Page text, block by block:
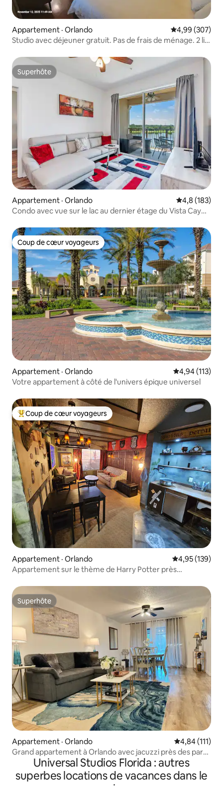
Appartement · Orlando Note
4,99 (307)
Studio avec déjeuner gratuit. Pas de frais de ménage. 2 lits
Superhôte
Superhôte
Appartement · Orlando Note
4,8 (183)
Condo avec vue sur le lac au dernier étage du Vista Cay
Coup de cœur voyageurs
Coup de cœur voyageurs
Appartement · Orlando Note
4,94 (113)
Votre appartement à côté de l'univers épique universel
Coup de cœur voyageurs parmi les plus aimés
Coup de cœur voyageurs
Appartement · Orlando Note
4,95 (139)
Appartement sur le thème de Harry Potter près
Superhôte
Superhôte
Appartement · Orlando Note
4,84 (111)
Grand appartement à Orlando avec jacuzzi près des parcs
Disney!Universal Studios Florida : autres
superbes locations de vacances dans le